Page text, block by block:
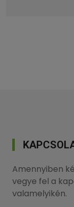
Amennyiben
vegye fel a
valamelyikén.